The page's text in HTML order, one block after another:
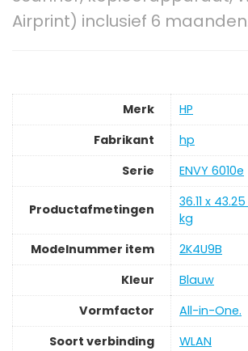
Airprint) inclusief 6
Merk
‎HP
Fabrikant
‎hp
Serie
‎ENVY 6010e
Productafmetingen
‎36.11 x
kg
Modelnummer item
‎2K4U9B
Kleur
‎Blauw
Vormfactor
‎All-in-One.
Soort verbinding
‎WLAN